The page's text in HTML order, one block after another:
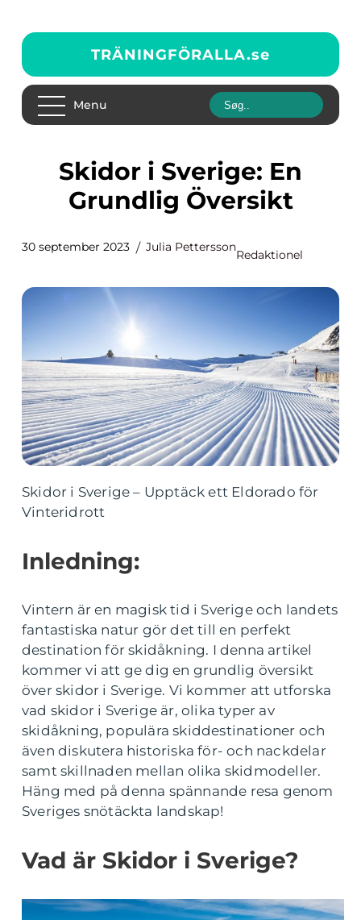
TRÄNINGFÖRALLA.se
Menu
Skidor i Sverige: En
Grundlig Översikt
30 september 2023 Julia Pettersson
Redaktionel
Skidor i Sverige – Upptäck ett Eldorado för
Vinteridrott
Inledning:
Vintern är en magisk tid i Sverige och landets
fantastiska natur gör det till en perfekt
destination för skidåkning. I denna artikel
kommer vi att ge dig en grundlig översikt
över skidor i Sverige. Vi kommer att utforska
vad skidor i Sverige är, olika typer av
skidåkning, populära skiddestinationer och
även diskutera historiska för- och nackdelar
samt skillnaden mellan olika skidmodeller.
Häng med på denna spännande resa genom
Sveriges snötäckta landskap!
Vad är Skidor i Sverige?